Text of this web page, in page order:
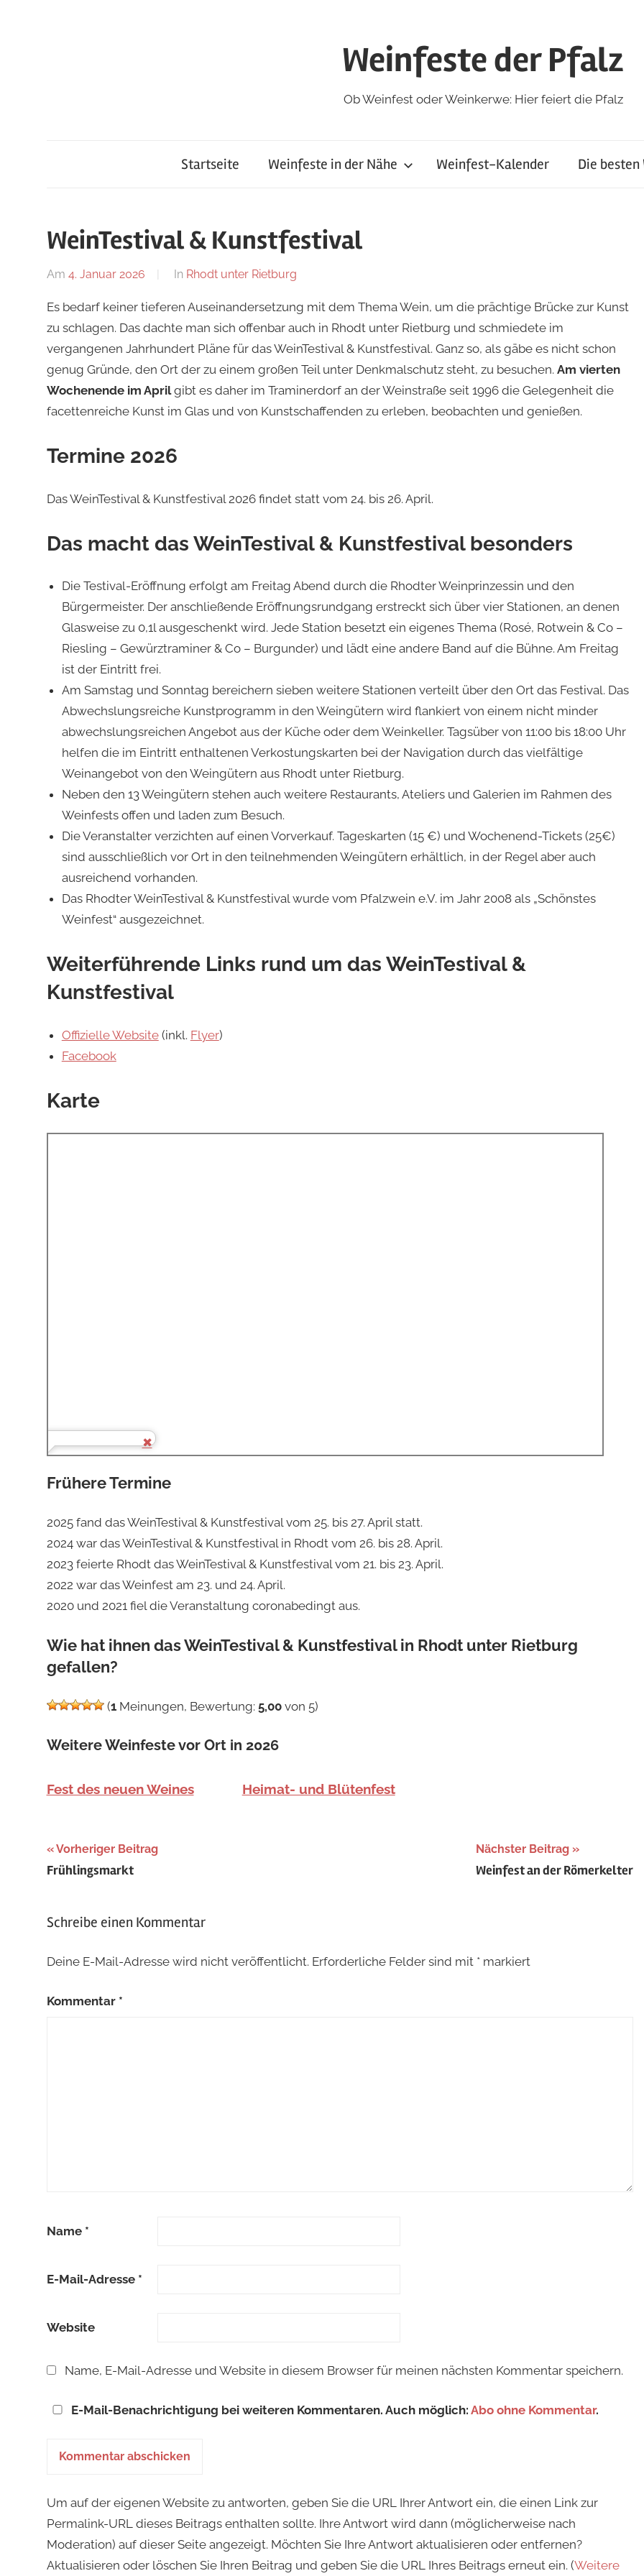
Weinfeste der Pfalz
Ob Weinfest oder Weinkerwe: Hier feiert die Pfalz
Startseite Weinfeste in der Nähe Weinfest-Kalender Die
WeinTestival & Kunstfestival
Am 4. Januar 2026
Von
In Rhodt unter Rietburg
Es bedarf keiner tieferen Auseinandersetzung mit dem Thema Wein, um die prächtige Brücke zur Kunst
zu schlagen. Das dachte man sich offenbar auch in Rhodt unter Rietburg und schmiedete im
vergangenen Jahrhundert Pläne für das WeinTestival & Kunstfestival. Ganz so, als gäbe es nicht schon
genug Gründe, den Ort der zu einem großen Teil unter Denkmalschutz steht, zu besuchen. Am vierten
Wochenende im Aprilgibt es daher im Traminerdorf an der Weinstraße seit 1996 die Gelegenheit die
facettenreiche Kunst im Glas und von Kunstschaffenden zu erleben, beobachten und genießen.
Termine 2026
Das WeinTestival & Kunstfestival 2026 findet statt vom 24. bis 26. April.
Das macht das WeinTestival & Kunstfestival besonders
Die Testival-Eröffnung erfolgt am Freitag Abend durch die Rhodter Weinprinzessin und den
Bürgermeister. Der anschließende Eröffnungsrundgang erstreckt sich über vier Stationen, an denen
Glasweise zu 0,1l ausgeschenkt wird. Jede Station besetzt ein eigenes Thema (Rosé, Rotwein & Co –
Riesling – Gewürztraminer & Co – Burgunder) und lädt eine andere Band auf die Bühne. Am Freitag
ist der Eintritt frei.
Am Samstag und Sonntag bereichern sieben weitere Stationen verteilt über den Ort das Festival. Das
Abwechslungsreiche Kunstprogramm in den Weingütern wird flankiert von einem nicht minder
abwechslungsreichen Angebot aus der Küche oder dem Weinkeller. Tagsüber von 11:00 bis 18:00 Uhr
helfen die im Eintritt enthaltenen Verkostungskarten bei der Navigation durch das vielfältige
Weinangebot von den Weingütern aus Rhodt unter Rietburg.
Neben den 13 Weingütern stehen auch weitere Restaurants, Ateliers und Galerien im Rahmen des
Weinfests offen und laden zum Besuch.
Die Veranstalter verzichten auf einen Vorverkauf. Tageskarten (15 €) und Wochenend-Tickets (25€)
sind ausschließlich vor Ort in den teilnehmenden Weingütern erhältlich, in der Regel aber auch
ausreichend vorhanden.
Das Rhodter WeinTestival & Kunstfestival wurde vom Pfalzwein e.V. im Jahr 2008 als „Schönstes
Weinfest“ ausgezeichnet.
Weiterführende Links rund um das WeinTestival &
Kunstfestival
Offizielle Website(inkl. Flyer)
Facebook
Karte
Frühere Termine
2025 fand das WeinTestival & Kunstfestival vom 25. bis 27. April statt.
2024 war das WeinTestival & Kunstfestival in Rhodt vom 26. bis 28. April.
2023 feierte Rhodt das WeinTestival & Kunstfestival vom 21. bis 23. April.
2022 war das Weinfest am 23. und 24. April.
2020 und 2021 fiel die Veranstaltung coronabedingt aus.
Wie hat ihnen das WeinTestival & Kunstfestival in Rhodt unter Rietburg
gefallen?
(1Meinungen, Bewertung: 5,00von 5)
Weitere Weinfeste vor Ort in 2026
Fest des neuen Weines Heimat- und Blütenfest
Schlagwörter:
April,
Weinstraße
Beitragsnavigation
Vorheriger Beitrag
Frühlingsmarkt
Nächster Beitrag
Weinfest an der Römerkelter
Schreibe einen Kommentar
Deine E-Mail-Adresse wird nicht veröffentlicht. Erforderliche Felder sind mit *markiert
Kommentar *
Name *
E-Mail-Adresse *
Website
Name, E-Mail-Adresse und Website in diesem Browser für meinen nächsten Kommentar speichern.
E-Mail-Benachrichtigung bei weiteren Kommentaren. Auch möglich: Abo ohne Kommentar.
Um auf der eigenen Website zu antworten, geben Sie die URL Ihrer Antwort ein, die einen Link zur
Permalink-URL dieses Beitrags enthalten sollte. Ihre Antwort wird dann (möglicherweise nach
Moderation) auf dieser Seite angezeigt. Möchten Sie Ihre Antwort aktualisieren oder entfernen?
Aktualisieren oder löschen Sie Ihren Beitrag und geben Sie die URL Ihres Beitrags erneut ein. (Weitere